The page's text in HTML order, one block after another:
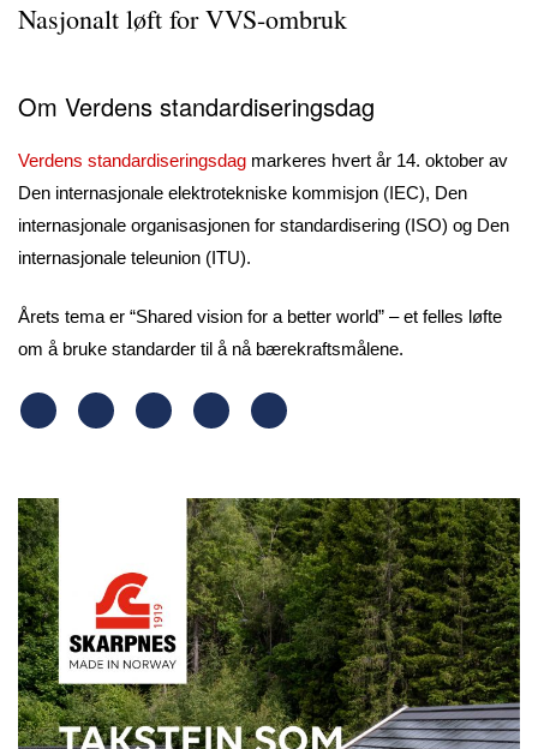
Nasjonalt løft for VVS-ombruk
Om Verdens standardiseringsdag
Verdens standardiseringsdag markeres hvert år 14. oktober av
Den internasjonale elektrotekniske kommisjon (IEC), Den
internasjonale organisasjonen for standardisering (ISO) og Den
internasjonale teleunion (ITU).
Årets tema er “Shared vision for a better world” – et felles løfte
om å bruke standarder til å nå bærekraftsmålene.